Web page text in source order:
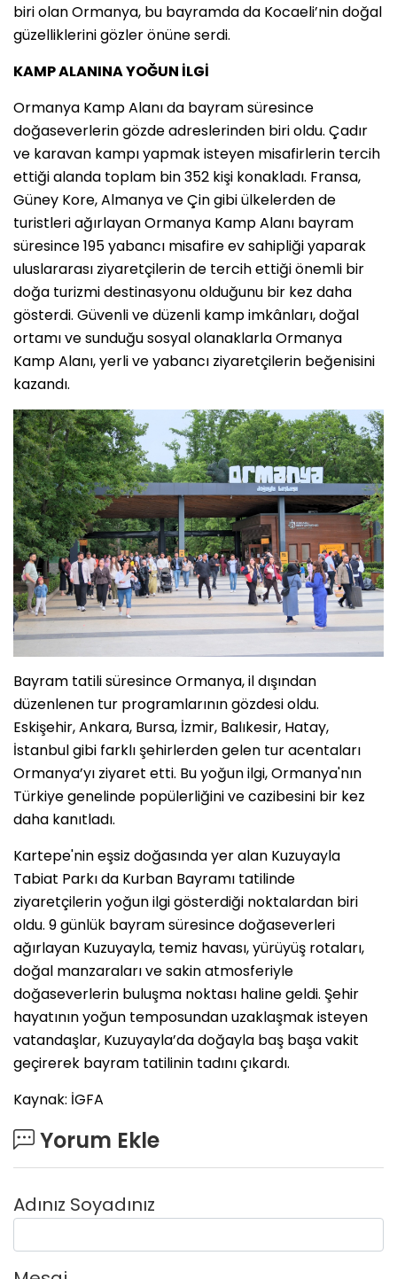
biri olan Ormanya, bu bayramda da Kocaeli’nin doğal
güzelliklerini gözler önüne serdi.
KAMP ALANINA YOĞUN İLGİ
Ormanya Kamp Alanı da bayram süresince
doğaseverlerin gözde adreslerinden biri oldu. Çadır
ve karavan kampı yapmak isteyen misafirlerin tercih
ettiği alanda toplam bin 352 kişi konakladı. Fransa,
Güney Kore, Almanya ve Çin gibi ülkelerden de
turistleri ağırlayan Ormanya Kamp Alanı bayram
süresince 195 yabancı misafire ev sahipliği yaparak
uluslararası ziyaretçilerin de tercih ettiği önemli bir
doğa turizmi destinasyonu olduğunu bir kez daha
gösterdi. Güvenli ve düzenli kamp imkânları, doğal
ortamı ve sunduğu sosyal olanaklarla Ormanya
Kamp Alanı, yerli ve yabancı ziyaretçilerin beğenisini
kazandı.
Bayram tatili süresince Ormanya, il dışından
düzenlenen tur programlarının gözdesi oldu.
Eskişehir, Ankara, Bursa, İzmir, Balıkesir, Hatay,
İstanbul gibi farklı şehirlerden gelen tur acentaları
Ormanya’yı ziyaret etti. Bu yoğun ilgi, Ormanya'nın
Türkiye genelinde popülerliğini ve cazibesini bir kez
daha kanıtladı.
Kartepe'nin eşsiz doğasında yer alan Kuzuyayla
Tabiat Parkı da Kurban Bayramı tatilinde
ziyaretçilerin yoğun ilgi gösterdiği noktalardan biri
oldu. 9 günlük bayram süresince doğaseverleri
ağırlayan Kuzuyayla, temiz havası, yürüyüş rotaları,
doğal manzaraları ve sakin atmosferiyle
doğaseverlerin buluşma noktası haline geldi. Şehir
hayatının yoğun temposundan uzaklaşmak isteyen
vatandaşlar, Kuzuyayla’da doğayla baş başa vakit
geçirerek bayram tatilinin tadını çıkardı.
Kaynak: İGFA
Yorum Ekle
Adınız Soyadınız